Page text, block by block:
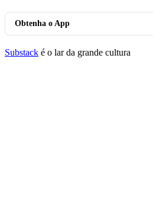
Obtenha o App
Substack é o lar da grande cultura